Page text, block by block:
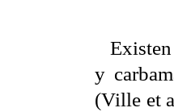
y
(Ville et